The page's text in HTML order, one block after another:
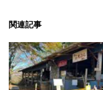
関連記事